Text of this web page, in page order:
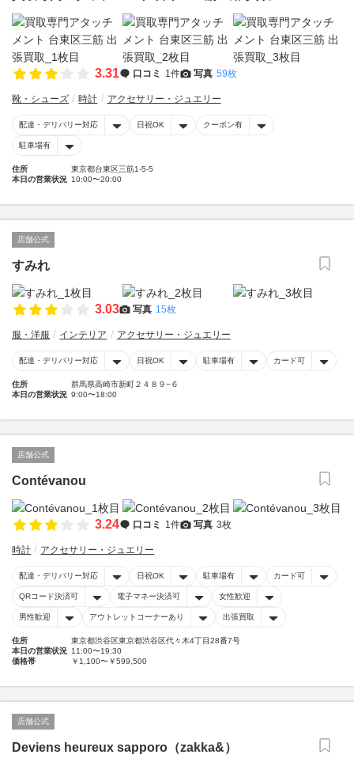
3.31 口コミ 1件 写真 59枚
靴・シューズ 時計 アクセサリー・ジュエリー
配達・デリバリー対応 日祝OK クーポン有
駐車場有
住所
東京都台東区三筋1-5-5
本日の営業状況 10:00〜20:00
店舗公式
すみれ
3.03 写真 15枚
服・洋服 インテリア アクセサリー・ジュエリー
配達・デリバリー対応 日祝OK 駐車場有 カード可
住所
群馬県高崎市新町２４８９−６
本日の営業状況 9:00〜18:00
店舗公式
Contévanou
3.24 口コミ 1件 写真 3枚
時計 アクセサリー・ジュエリー
配達・デリバリー対応 日祝OK 駐車場有 カード可
QRコード決済可 電子マネー決済可 女性歓迎
男性歓迎 アウトレットコーナーあり 出張買取
住所
東京都渋谷区東京都渋谷区代々木4丁目28番7号
本日の営業状況 11:00〜19:30
価格帯
￥1,100〜￥599,500
店舗公式
Deviens heureux sapporo（zakka&）